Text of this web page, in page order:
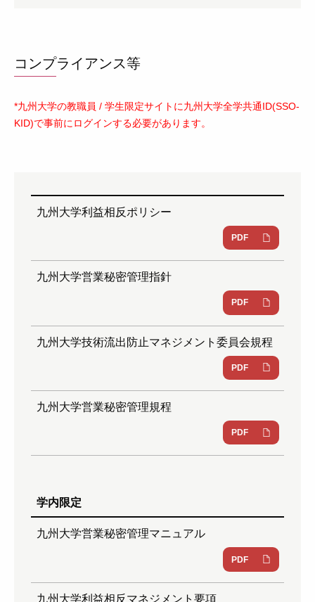
コンプライアンス等
*九州大学の教職員 / 学生限定サイトに九州大学全学共通ID(SSO-
KID)で事前にログインする必要があります。
九州大学利益相反ポリシー
PDF
九州大学営業秘密管理指針
PDF
九州大学技術流出防止マネジメント委員会規程
PDF
九州大学営業秘密管理規程
PDF
学内限定
九州大学営業秘密管理マニュアル
PDF
九州大学利益相反マネジメント要項